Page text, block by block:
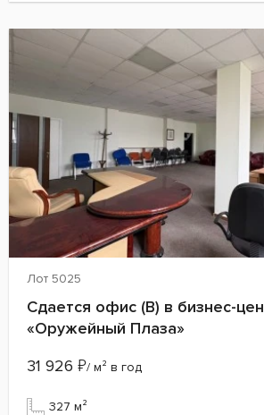
Лот 5025
Сдается офис (B) в бизнес-
«Оружейный Плаза»
31 926 ₽/ м² в год
327 м²